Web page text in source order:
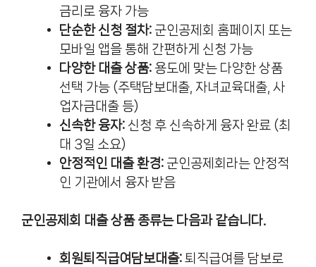
금리로 융자 가능
단순한 신청 절차: 군인공제회 홈페이지 또는
모바일 앱을 통해 간편하게 신청 가능
다양한 대출 상품: 용도에 맞는 다양한 상품
선택 가능 (주택담보대출, 자녀교육대출, 사
업자금대출 등)
신속한 융자: 신청 후 신속하게 융자 완료 (최
대 3일 소요)
안정적인 대출 환경: 군인공제회라는 안정적
인 기관에서 융자 받음
군인공제회 대출 상품 종류는 다음과 같습니다.
회원퇴직급여담보대출: 퇴직급여를 담보로